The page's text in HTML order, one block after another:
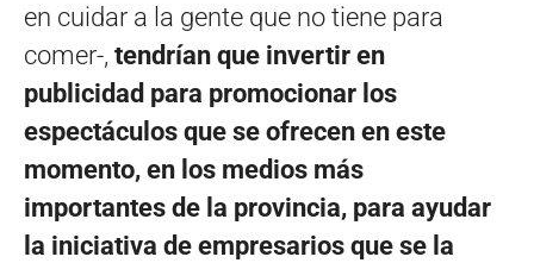
en cuidar a la gente que no tiene para
comer-, tendrían que invertir en
publicidad para promocionar los
espectáculos que se ofrecen en este
momento, en los medios más
importantes de la provincia, para ayudar
la iniciativa de empresarios que se la